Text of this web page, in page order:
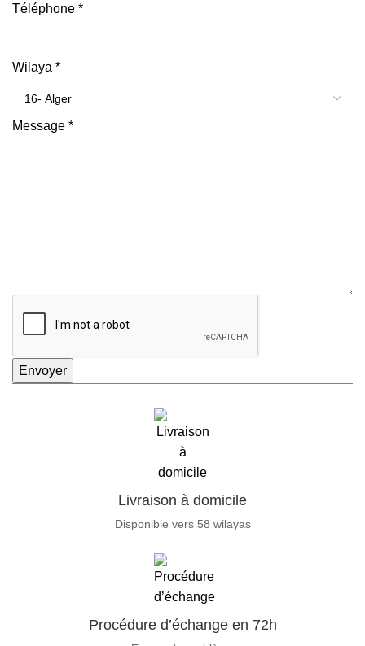
Téléphone *
Wilaya *
Message *
Envoyer
Livraison à domicile
Disponible vers 58 wilayas
Procédure d’échange en 72h